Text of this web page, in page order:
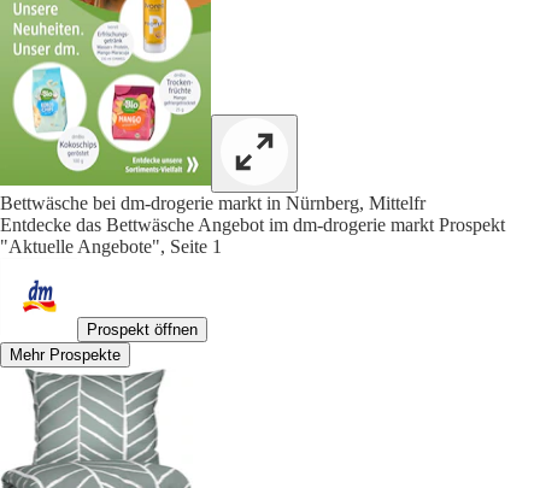
Bettwäsche bei dm-drogerie markt in Nürnberg, Mittelfr
Entdecke das Bettwäsche Angebot im dm-drogerie markt Prospekt
"Aktuelle Angebote", Seite 1
Prospekt öffnen
Mehr Prospekte